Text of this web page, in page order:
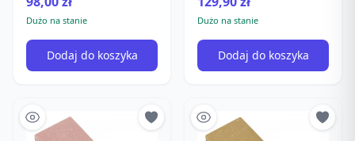
ostrzenia
Dużo na stanie
Dodaj do koszyka
#1000/3000
Dużo na stanie
Dodaj do koszyka